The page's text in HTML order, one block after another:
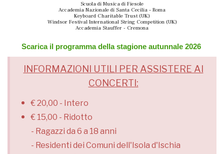
Scuola di Musica di Fiesole
Accademia Nazionale di Santa Cecilia – Roma
Keyboard Charitable Trust (UK)
Windsor Festival International String Competition (UK)
Accademia Stauffer - Cremona
Scarica il programma della stagione autunnale 2026
INFORMAZIONI UTILI PER ASSISTERE AI
CONCERTI:
€ 20,00 - Intero
€ 15,00 - Ridotto
- Ragazzi da 6 a 18 anni
- Residenti dei Comuni dell'Isola d'Ischia